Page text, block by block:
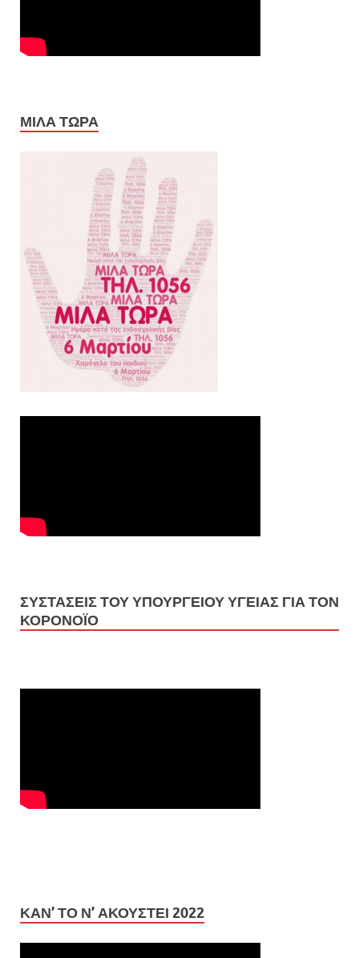
ΜΙΛΑ ΤΩΡΑ
ΣΥΣΤΑΣΕΙΣ ΤΟΥ ΥΠΟΥΡΓΕΙΟΥ ΥΓΕΙΑΣ ΓΙΑ ΤΟΝ
ΚΟΡΟΝΟΪΟ
ΚΆΝ’ ΤΟ Ν’ ΑΚΟΥΣΤΕΊ 2022